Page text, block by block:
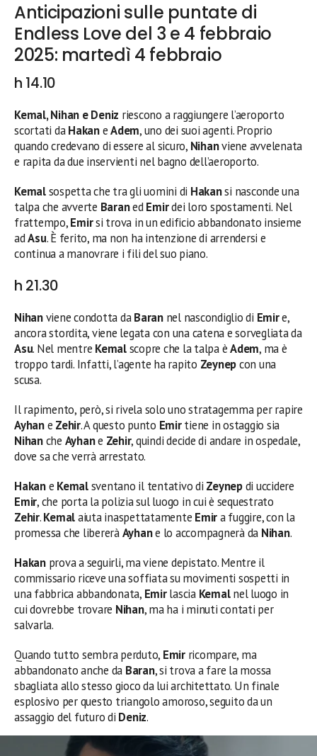
Anticipazioni sulle puntate di
Endless Love del 3 e 4 febbraio
2025: martedì 4 febbraio
h 14.10
Kemal, Nihan e Deniz riescono a raggiungere l’aeroporto
scortati daHakaneAdem, uno dei suoi agenti. Proprio
quando credevano di essere al sicuro, Nihanviene avvelenata
e rapita da due inservienti nel bagno dell’aeroporto.
Kemalsospetta che tra gli uomini di Hakansi nasconde una
talpa che avverte BaranedEmirdei loro spostamenti. Nel
frattempo,Emirsi trova in un edificio abbandonato insieme
adAsu. È ferito, ma non ha intenzione di arrendersi e
continua a manovrare i fili del suo piano.
h 21.30
Nihanviene condotta daBarannel nascondiglio di Emire,
ancora stordita, viene legata con una catena e sorvegliata da
Asu. Nel mentre Kemalscopre che la talpa èAdem, ma è
troppo tardi. Infatti, l’agente ha rapito Zeynepcon una
scusa.
Il rapimento, però, si rivela solo uno stratagemma per rapire
Ayhane Zehir. A questo punto Emirtiene in ostaggio sia
Nihanche Ayhane Zehir, quindi decide di andare in ospedale,
dove sa che verrà arrestato.
Hakane Kemalsventano il tentativo di Zeynepdi uccidere
Emir, che porta la polizia sul luogo in cui è sequestrato
Zehir.Kemalaiuta inaspettatamente Emira fuggire, con la
promessa che libereràAyhane lo accompagnerà da Nihan.
Hakanprova a seguirli, ma viene depistato. Mentre il
commissario riceve una soffiata su movimenti sospetti in
una fabbrica abbandonata, Emirlascia Kemalnel luogo in
cui dovrebbe trovare Nihan, ma ha i minuti contati per
salvarla.
Quando tutto sembra perduto, Emirricompare, ma
abbandonato anche da Baran, si trova a fare la mossa
sbagliata allo stesso gioco da lui architettato. Un finale
esplosivo per questo triangolo amoroso, seguito da un
assaggio del futuro di Deniz.